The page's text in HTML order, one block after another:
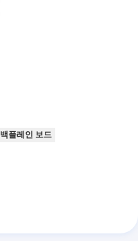
백플레인 보드